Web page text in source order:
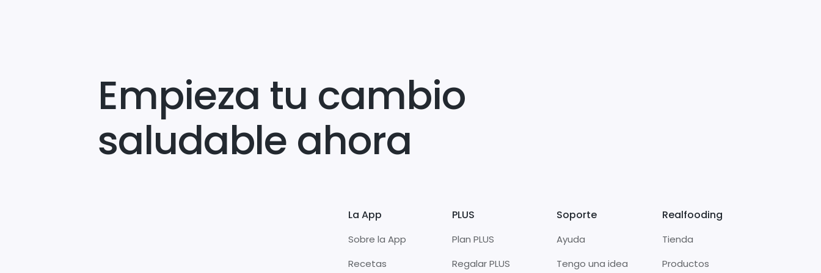
Empieza tu cambio
saludable ahora
La App
Sobre la App
Recetas
PLUS
Plan PLUS
Regalar PLUS
Soporte
Ayuda
Tengo una idea
Realfooding
Tienda
Productos